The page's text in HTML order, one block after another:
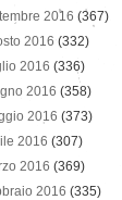
2016 (367)
2016 (332)
2016 (336)
2016 (358)
2016 (373)
2016 (307)
2016 (369)
2016 (335)